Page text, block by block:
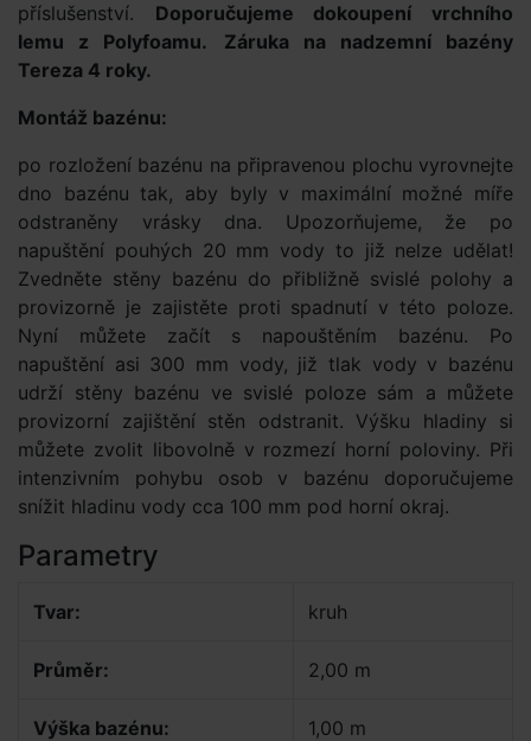
příslušenství. Doporučujeme dokoupení vrchního
lemu z Polyfoamu.
Záruka na nadzemní bazény
Tereza 4 roky.
Montáž bazénu:
po rozložení bazénu na připravenou plochu vyrovnejte
dno bazénu tak, aby byly v maximální možné míře
odstraněny vrásky dna. Upozorňujeme, že po
napuštění pouhých 20 mm vody to již nelze udělat!
Zvedněte stěny bazénu do přibližně svislé polohy a
provizorně je zajistěte proti spadnutí v této poloze.
Nyní můžete začít s napouštěním bazénu. Po
napuštění asi 300 mm vody, již tlak vody v bazénu
udrží stěny bazénu ve svislé poloze sám a můžete
provizorní zajištění stěn odstranit. Výšku hladiny si
můžete zvolit libovolně v rozmezí horní poloviny. Při
intenzivním pohybu osob v bazénu doporučujeme
snížit hladinu vody cca 100 mm pod horní okraj.
Parametry
Tvar: kruh
Průměr: 2,00 m
Výška bazénu: 1,00 m